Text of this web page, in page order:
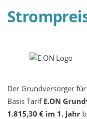
Der Grundversorger
Basis Tarif E.ON
1.815,30 € im 1. Jahr